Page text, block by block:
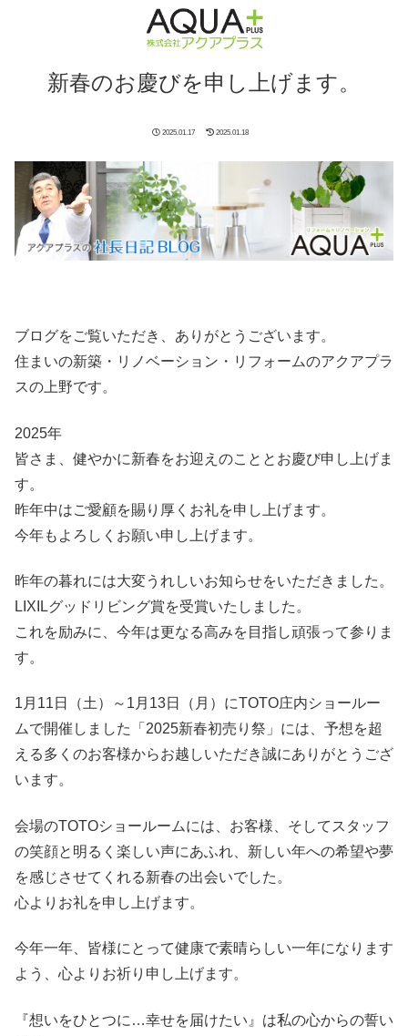
新春のお慶びを申し上げます。
2025.01.17 2025.01.18
ブログをご覧いただき、ありがとうございます。
住まいの新築・リノベーション・リフォームのアクアプラ
スの上野です。
2025年
皆さま、健やかに新春をお迎えのこととお慶び申し上げま
す。
昨年中はご愛顧を賜り厚くお礼を申し上げます。
今年もよろしくお願い申し上げます。
昨年の暮れには大変うれしいお知らせをいただきました。
LIXILグッドリビング賞を受賞いたしました。
これを励みに、今年は更なる高みを目指し頑張って参りま
す。
1月11日（土）～1月13日（月）にTOTO庄内ショールー
ムで開催しました「2025新春初売り祭」には、予想を超
える多くのお客様からお越しいただき誠にありがとうござ
います。
会場のTOTOショールームには、お客様、そしてスタッフ
の笑顔と明るく楽しい声にあふれ、新しい年への希望や夢
を感じさせてくれる新春の出会いでした。
心よりお礼を申し上げます。
今年一年、皆様にとって健康で素晴らしい一年になります
よう、心よりお祈り申し上げます。
『想いをひとつに…幸せを届けたい』は私の心からの誓い